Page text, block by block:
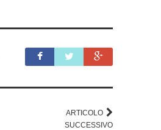
ARTICOLO
SUCCESSIVO